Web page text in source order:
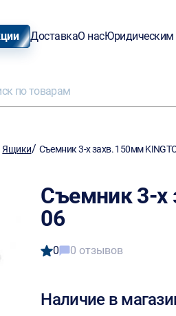
ДоставкаО насЮридическим
Ящики/ Съемник 3-х захв. 150мм
Съемник 3-х
06
0 0 отзывов
Наличие в